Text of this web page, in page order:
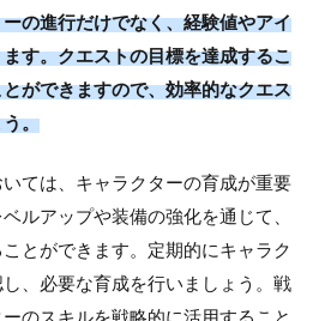
の進行だけでなく、経験値やアイ
す。クエストの目標を達成するこ
ができますので、効率的なクエス
。
ては、キャラクターの育成が重要
ルアップや装備の強化を通じて、
とができます。定期的にキャラク
、必要な育成を行いましょう。戦
のスキルを戦略的に活用すること